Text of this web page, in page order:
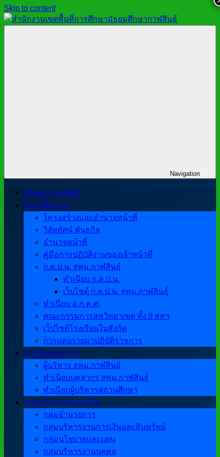
Skip to content
Navigation
@สพม.กาฬสินธุ์
ข้อมูลพื้นฐาน
โครงสร้างและอำนาจหน้าที่
วิสัยทัศน์ พันธกิจ
อำนาจหน้าที่
คู่มือการปฏิบัติงานของเจ้าหน้าที่
ก.ต.ป.น. สพม.กาฬสินธุ์
ทำเนียบ ก.ต.ป.น.
เว็บไซต์ ก.ต.ป.น. สพม.กาฬสินธุ์
ทำเนียบ อ.ก.ค.ศ.
คณะกรรมการสหวิทยาเขต ทั้ง 8 สหฯ
เว็ปไซต์โรงเรียนในสังกัด
การแต่งกายมาปฏิบัติราชการ
ทำเนียบบุคลากร
ผู้บริหาร สพม.กาฬสินธุ์
ทำเนียบบุคลากร สพม.กาฬสินธุ์
ทำเนียบผู้บริหารสถานศึกษา
กลุ่มบริหารงานภายใน
กลุ่มอำนวยการ
กลุ่มบริหารงานการเงินและสินทรัพย์
กลุ่มนโยบายและแผน
กลุ่มบริหารงานบุคคล